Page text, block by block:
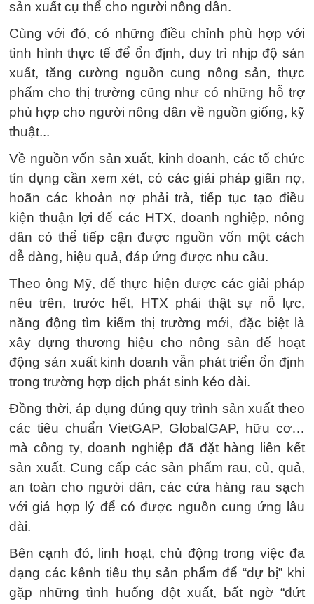
sản xuất cụ thể cho người nông dân.
Cùng với đó, có những điều chỉnh phù hợp với
tình hình thực tế để ổn định, duy trì nhịp độ sản
xuất, tăng cường nguồn cung nông sản, thực
phẩm cho thị trường cũng như có những hỗ trợ
phù hợp cho người nông dân về nguồn giống, kỹ
thuật...
Về nguồn vốn sản xuất, kinh doanh, các tổ chức
tín dụng cần xem xét, có các giải pháp giãn nợ,
hoãn các khoản nợ phải trả, tiếp tục tạo điều
kiện thuận lợi để các HTX, doanh nghiệp, nông
dân có thể tiếp cận được nguồn vốn một cách
dễ dàng, hiệu quả, đáp ứng được nhu cầu.
Theo ông Mỹ, để thực hiện được các giải pháp
nêu trên, trước hết, HTX phải thật sự nỗ lực,
năng động tìm kiếm thị trường mới, đặc biệt là
xây dựng thương hiệu cho nông sản để hoạt
động sản xuất kinh doanh vẫn phát triển ổn định
trong trường hợp dịch phát sinh kéo dài.
Đồng thời, áp dụng đúng quy trình sản xuất theo
các tiêu chuẩn VietGAP, GlobalGAP, hữu cơ…
mà công ty, doanh nghiệp đã đặt hàng liên kết
sản xuất. Cung cấp các sản phẩm rau, củ, quả,
an toàn cho người dân, các cửa hàng rau sạch
với giá hợp lý để có được nguồn cung ứng lâu
dài.
Bên cạnh đó, linh hoạt, chủ động trong việc đa
dạng các kênh tiêu thụ sản phẩm để “dự bị” khi
gặp những tình huống đột xuất, bất ngờ “đứt